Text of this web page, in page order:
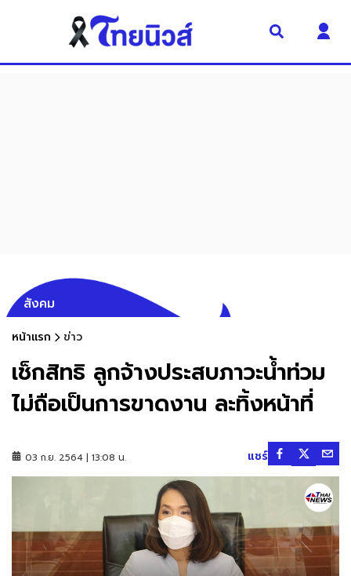
สังคม
หน้าแรก ข่าว
เช็กสิทธิ ลูกจ้างประสบภาวะน้ำท่วม
ไม่ถือเป็นการขาดงาน ละทิ้งหน้าที่
03 ก.ย. 2564 | 13:08 น. แชร์